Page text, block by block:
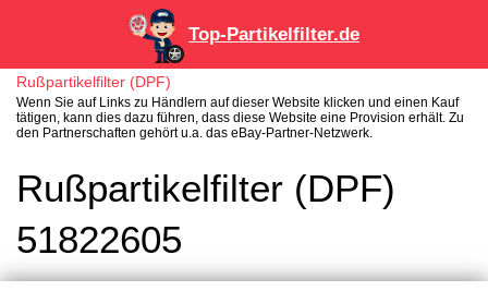
Top-Partikelfilter.de
Rußpartikelfilter (DPF)
Wenn Sie auf Links zu Händlern auf dieser Website klicken und einen Kauf
tätigen, kann dies dazu führen, dass diese Website eine Provision erhält. Zu
den Partnerschaften gehört u.a. das eBay-Partner-Netzwerk.
Rußpartikelfilter (DPF)
51822605